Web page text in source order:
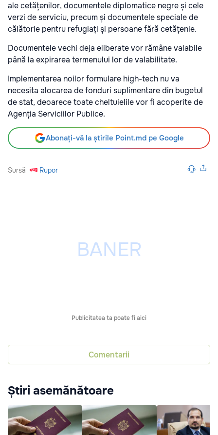
ale cetățenilor, documentele diplomatice negre și cele
verzi de serviciu, precum și documentele speciale de
călătorie pentru refugiați și persoane fără cetățenie.
Documentele vechi deja eliberate vor rămâne valabile
până la expirarea termenului lor de valabilitate.
Implementarea noilor formulare high-tech nu va
necesita alocarea de fonduri suplimentare din bugetul
de stat, deoarece toate cheltuielile vor fi acoperite de
Agenția Serviciilor Publice.
Abonați-vă la știrile Point.md pe Google
Sursă Rupor
Publicitatea ta poate fi aici
Comentarii
Știri asemănătoare